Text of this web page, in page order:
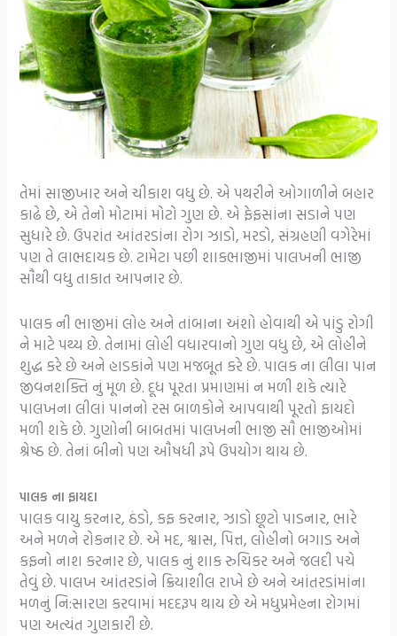
તેમાં સાજીખાર અને ચીકાશ વધુ છે. એ પથરીને ઓગાળીને બહાર
કાઢે છે, એ તેનો મોટામાં મોટો ગુણ છે. એ ફેફસાંના સડાને પણ
સુધારે છે. ઉપરાંત આંતરડાંના રોગ ઝાડો, મરડો, સંગ્રહણી વગેરેમાં
પણ તે લાભદાયક છે. ટામેટા પછી શાકભાજીમાં પાલખની ભાજી
સૌથી વધુ તાકાત આપનાર છે.
પાલક ની ભાજીમાં લોહ અને તાંબાના અંશો હોવાથી એ પાંડુ રોગી
ને માટે પથ્ય છે. તેનામાં લોહી વધારવાનો ગુણ વધુ છે, એ લોહીને
શુદ્ધ કરે છે અને હાડકાંને પણ મજબૂત કરે છે. પાલક ના લીલા પાન
જીવનશક્તિ નું મૂળ છે. દૂધ પૂરતા પ્રમાણમાં ન મળી શકે ત્યારે
પાલખના લીલાં પાનનો રસ બાળકોને આપવાથી પૂરતો ફાયદો
મળી શકે છે. ગુણોની બાબતમાં પાલખની ભાજી સૌ ભાજીઓમાં
શ્રેષ્ઠ છે. તેનાં બીનો પણ ઔષધી રૂપે ઉપયોગ થાય છે.
પાલક ના ફાયદા
પાલક વાયુ કરનાર, ઠંડો, કફ કરનાર, ઝાડો છૂટો પાડનાર, ભારે
અને મળને રોકનાર છે. એ મદ, શ્વાસ, પિત્ત, લોહીનો બગાડ અને
કફનો નાશ કરનાર છે, પાલક નું શાક રુચિકર અને જલદી પચે
તેવું છે. પાલખ આંતરડાંને ક્રિયાશીલ રાખે છે અને આંતરડાંમાંના
મળનું નિ:સારણ કરવામાં મદદરૂપ થાય છે એ મધુપ્રમેહના રોગમાં
પણ અત્યંત ગુણકારી છે.